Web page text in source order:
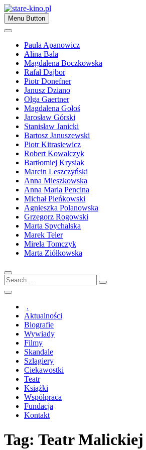
Skip
to
content
stare-kino.pl
Zapraszamy
Menu Button
Paula Apanowicz
Alina Bala
Magdalena Boczkowska
Rafał Dajbor
Piotr Donefner
Janusz Dziano
Olga Gaertner
Magdalena Gołoś
Jarosław Górski
Stanisław Janicki
Bartosz Januszewski
Piotr Kitrasiewicz
Robert Kowalczyk
Bartłomiej Krysiak
Marcin Leszczyński
Anna Mieszkowska
Anna Maria Pencina
Michał Pieńkowski
Agnieszka Polanowska
Grzegorz Rogowski
Marta Spychalska
Marek Teler
Mirela Tomczyk
Marta Ziółkowska
Search
…
.
Aktualności
Biografie
Wywiady
Filmy
Skandale
Szlagiery
Ciekawostki
Teatr
Książki
Współpraca
Fundacja
Kontakt
Tag: Teatr Malickiej